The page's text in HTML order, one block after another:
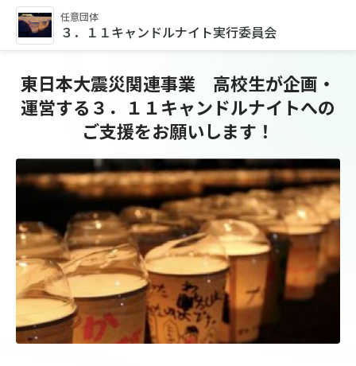
任意団体
３．１１キャンドルナイト実行委員会
東日本大震災関連事業 高校生が企画・
運営する３．１１キャンドルナイトへの
ご支援をお願いします！